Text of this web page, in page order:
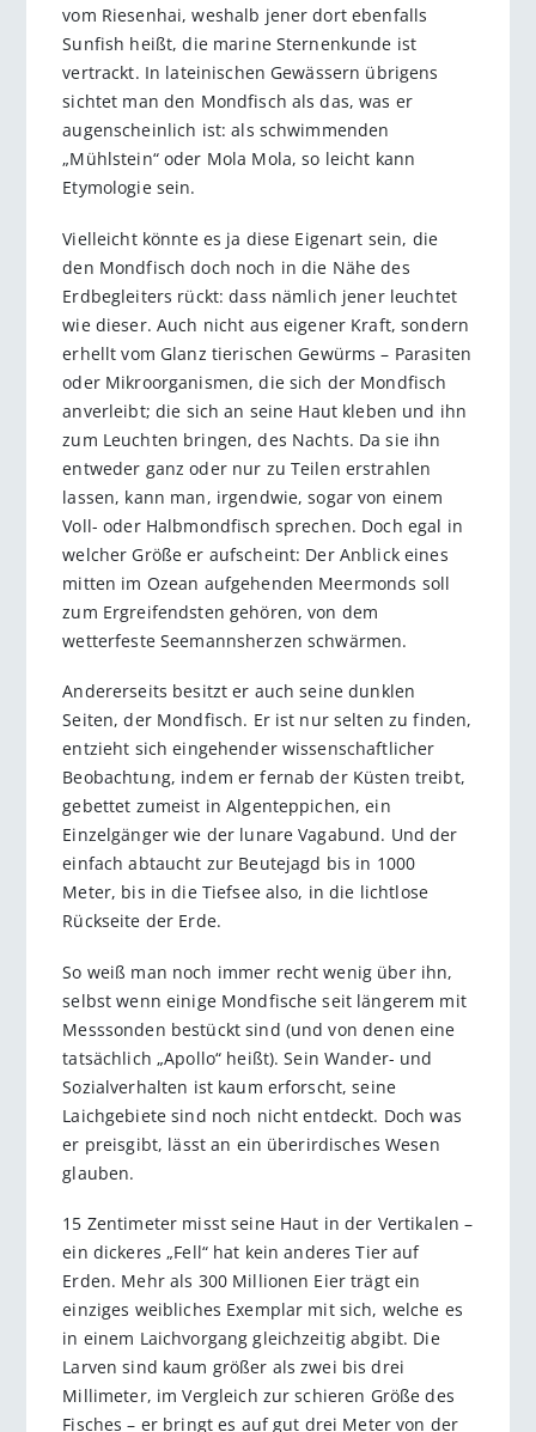
vom Riesenhai, weshalb jener dort ebenfalls
Sunfish heißt, die marine Sternenkunde ist
vertrackt. In lateinischen Gewässern übrigens
sichtet man den Mondfisch als das, was er
augenscheinlich ist: als schwimmenden
„Mühlstein“ oder Mola Mola, so leicht kann
Etymologie sein.
Vielleicht könnte es ja diese Eigenart sein, die
den Mondfisch doch noch in die Nähe des
Erdbegleiters rückt: dass nämlich jener leuchtet
wie dieser. Auch nicht aus eigener Kraft, sondern
erhellt vom Glanz tierischen Gewürms – Parasiten
oder Mikroorganismen, die sich der Mondfisch
anverleibt; die sich an seine Haut kleben und ihn
zum Leuchten bringen, des Nachts. Da sie ihn
entweder ganz oder nur zu Teilen erstrahlen
lassen, kann man, irgendwie, sogar von einem
Voll- oder Halbmondfisch sprechen. Doch egal in
welcher Größe er aufscheint: Der Anblick eines
mitten im Ozean aufgehenden Meermonds soll
zum Ergreifendsten gehören, von dem
wetterfeste Seemannsherzen schwärmen.
Andererseits besitzt er auch seine dunklen
Seiten, der Mondfisch. Er ist nur selten zu finden,
entzieht sich eingehender wissenschaftlicher
Beobachtung, indem er fernab der Küsten treibt,
gebettet zumeist in Algenteppichen, ein
Einzelgänger wie der lunare Vagabund. Und der
einfach abtaucht zur Beutejagd bis in 1000
Meter, bis in die Tiefsee also, in die lichtlose
Rückseite der Erde.
So weiß man noch immer recht wenig über ihn,
selbst wenn einige Mondfische seit längerem mit
Messsonden bestückt sind (und von denen eine
tatsächlich „Apollo“ heißt). Sein Wander- und
Sozialverhalten ist kaum erforscht, seine
Laichgebiete sind noch nicht entdeckt. Doch was
er preisgibt, lässt an ein überirdisches Wesen
glauben.
15 Zentimeter misst seine Haut in der Vertikalen –
ein dickeres „Fell“ hat kein anderes Tier auf
Erden. Mehr als 300 Millionen Eier trägt ein
einziges weibliches Exemplar mit sich, welche es
in einem Laichvorgang gleichzeitig abgibt. Die
Larven sind kaum größer als zwei bis drei
Millimeter, im Vergleich zur schieren Größe des
Fisches – er bringt es auf gut drei Meter von der